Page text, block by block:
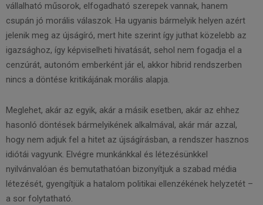
vállalható műsorok, elfogadható szerepek vannak, hanem
csupán jó morális válaszok. Ha ugyanis bármelyik helyen azért
jelenik meg az újságíró, mert hite szerint így juthat közelebb az
igazsághoz, így képviselheti hivatását, sehol nem fogadja el a
cenzúrát, autonóm emberként jár el, akkor hibrid rendszerben
nincs a döntése kritikájának morális alapja.
Meglehet, akár az egyik, akár a másik esetben, akár az ehhez
hasonló döntések bármelyikének alkalmával, akár már azzal,
hogy nem adjuk fel a hitet az újságírásban, a rendszer hasznos
idiótái vagyunk. Elvégre munkánkkal és létezésünkkel
nyilvánvalóan és bemutathatóan bizonyítjuk a szabad média
létezését, gyengítjük a hatalom politikai ellenzékének helyzetét –
a sor folytatható.